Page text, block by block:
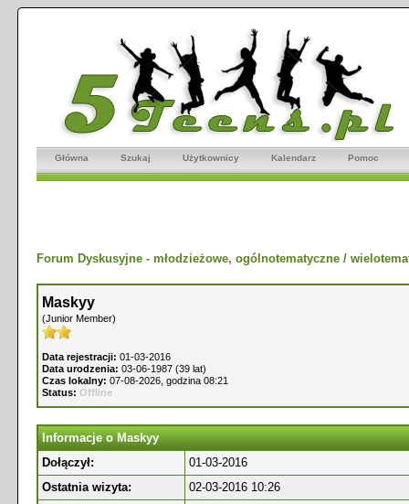
Główna Szukaj Użytkownicy Kalendarz Pomoc
Forum Dyskusyjne - młodzieżowe, ogólnotematyczne /
Maskyy
(Junior Member)
Data rejestracji: 01-03-2016
Data urodzenia: 03-06-1987 (39 lat)
Czas lokalny: 07-08-2026, godzina 08:21
Status: Offline
Informacje o Maskyy
Dołączył:
01-03-2016
Ostatnia wizyta:
02-03-2016 10:26